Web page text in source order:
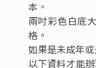
國際五星
蘇州太湖萬豪酒
以其優越的湖景